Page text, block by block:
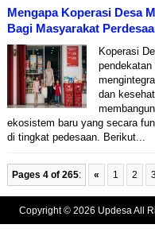
Mengapa Koperasi Desa
Bagi Masyarakat
Koperasi
pendekatan
dan
ekosistem baru yang secara
di tingkat pedesaan. Berikut...
Pages 4 of 265: « 1 2
Copyright © 2026 Updesa All